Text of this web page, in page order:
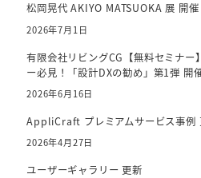
松岡晃代 AKIYO MATSUOKA 展 開催
2026年7月1日
有限会社リビングCG【無料セミナ
ー必見！「設計DXの勧め」第1弾 開
2026年6月16日
AppliCraft プレミアムサービス事例
2026年4月27日
ユーザーギャラリー 更新